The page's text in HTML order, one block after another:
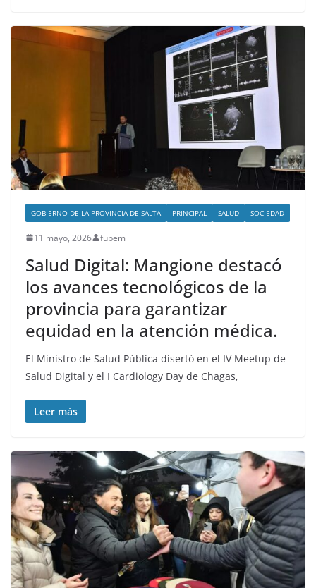
GOBIERNO DE LA PROVINCIA DE SALTA PRINCIPAL SALUD SOCIEDAD
11 mayo, 2026 fupem
Salud Digital: Mangione destacó
los avances tecnológicos de la
provincia para garantizar
equidad en la atención médica.
El Ministro de Salud Pública disertó en el IV Meetup de
Salud Digital y el I Cardiology Day de Chagas,
Leer más